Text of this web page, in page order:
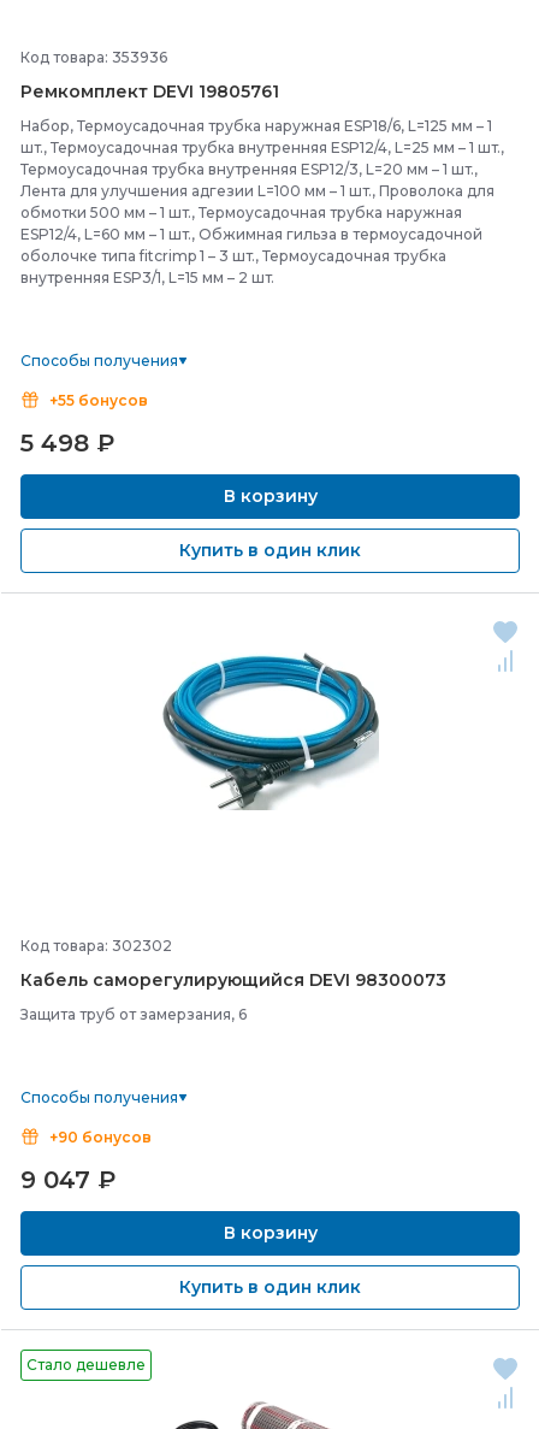
Код товара: 353936
Ремкомплект DEVI 19805761
Набор, Термоусадочная трубка наружная ESP18/6, L=125 мм – 1
шт., Термоусадочная трубка внутренняя ESP12/4, L=25 мм – 1 шт.,
Термоусадочная трубка внутренняя ESP12/3, L=20 мм – 1 шт.,
Лента для улучшения адгезии L=100 мм – 1 шт., Проволока для
обмотки 500 мм – 1 шт., Термоусадочная трубка наружная
ESP12/4, L=60 мм – 1 шт., Обжимная гильза в термоусадочной
оболочке типа fitcrimp 1 – 3 шт., Термоусадочная трубка
внутренняя ESP3/1, L=15 мм – 2 шт.
Способы получения
+55 бонусов
5 498 ₽
В корзину
Купить в один клик
Код товара: 302302
Кабель саморегулирующийся DEVI 98300073
Защита труб от замерзания, 6
Способы получения
+90 бонусов
9 047 ₽
В корзину
Купить в один клик
Стало дешевле